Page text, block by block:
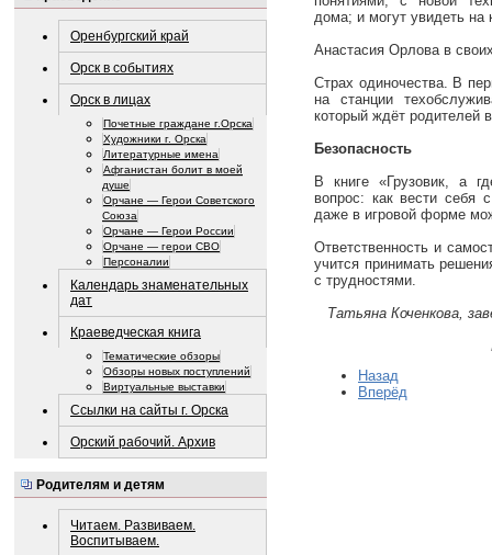
Оренбургский край
Орск в событиях
Орск в лицах
Почетные граждане г.Орска
Художники г. Орска
Литературные имена
Афганистан болит в моей
душе
Орчане — Герои Советского
Союза
Орчане — Герои России
Орчане — герои СВО
Персоналии
Календарь знаменательных
дат
Краеведческая книга
Тематические обзоры
Обзоры новых поступлений
Виртуальные выставки
Ссылки на сайты г. Орска
Орский рабочий. Архив
Родителям и детям
Читаем. Развиваем.
Воспитываем.
дома; и могут увидеть на
Анастасия Орлова в
Страх одиночества. В
на станции
который ждёт родителей
Безопасность
В книге «Грузовик, а
вопрос: как вести себя
даже в игровой форме
Ответственность и
учится принимать
с трудностями.
Татьяна Коченкова,
Назад
Вперёд